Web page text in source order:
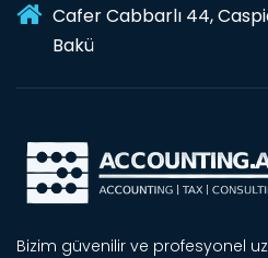
Cafer Cabbarlı 44,
Bakü
Bizim güvenilir ve profesyonel